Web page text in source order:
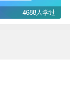
4688人学过